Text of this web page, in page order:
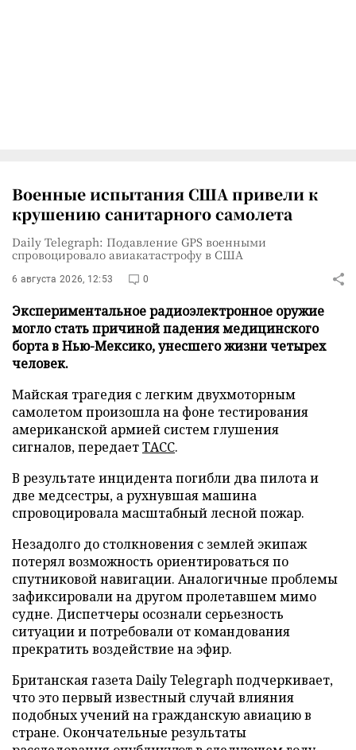
Военные испытания США привели к
крушению санитарного самолета
Daily Telegraph: Подавление GPS военными
спровоцировало авиакатастрофу в США
6 августа 2026, 12:53 0
Экспериментальное радиоэлектронное оружие
могло стать причиной падения медицинского
борта в Нью-Мексико, унесшего жизни четырех
человек.
Майская трагедия с легким двухмоторным
самолетом произошла на фоне тестирования
американской армией систем глушения
сигналов, передаетТАСС.
В результате инцидента погибли два пилота и
две медсестры, а рухнувшая машина
спровоцировала масштабный лесной пожар.
Незадолго до столкновения с землей экипаж
потерял возможность ориентироваться по
спутниковой навигации. Аналогичные проблемы
зафиксировали на другом пролетавшем мимо
судне. Диспетчеры осознали серьезность
ситуации и потребовали от командования
прекратить воздействие на эфир.
Британская газета Daily Telegraph подчеркивает,
что это первый известный случай влияния
подобных учений на гражданскую авиацию в
стране. Окончательные результаты